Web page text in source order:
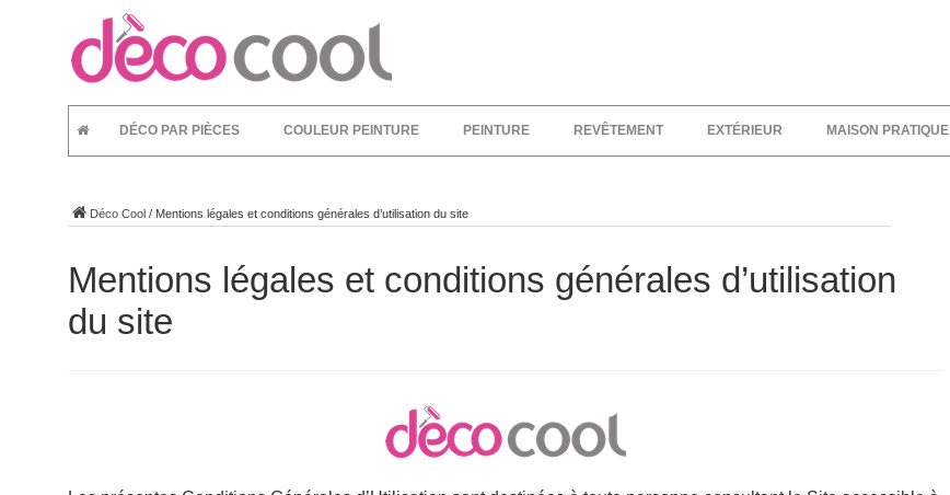
DÉCO PAR PIÈCES COULEUR PEINTURE PEINTURE REVÊTEMENT EXTÉRIEUR MAISON PRATIQUE
Déco Cool / Mentions légales et conditions générales d’utilisation du site
Mentions légales et conditions générales d’utilisation
du site